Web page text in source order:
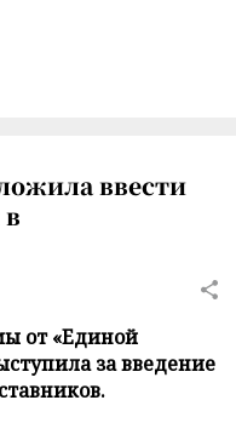
ввести
от «Единой
за введение